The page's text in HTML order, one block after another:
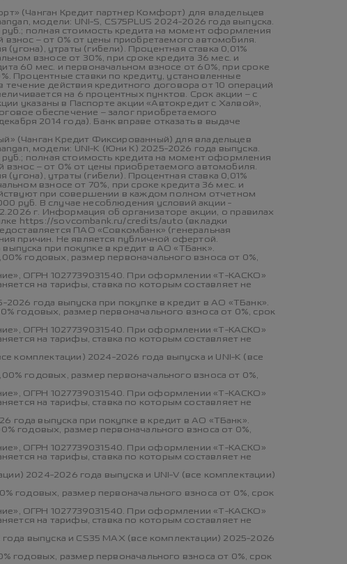
(Чанган Кредит партнер Комфорт) для владельцев
модели: UNI-S, CS75PLUS 2024-2026 года выпуска.
полная стоимость кредита на момент оформления
взнос – от 0% от цены приобретаемого автомобиля.
утраты (гибели). Процентная ставка 0,01%
взносе от 30%, при сроке кредита 36 мес. и
60 мес. и первоначальном взносе от 60%, при сроке
Процентные ставки по кредиту, установленные
действия кредитного договора от 10 операций
на 6 процентных пунктов. Срок акции – с
указаны в Паспорте акции «Автокредит с Халвой»,
обеспечение – залог приобретаемого
2014 года). Банк вправе отказать в выдаче
(Чанган Кредит Фиксированный) для владельцев
модели: UNI-K (Юни К) 2025-2026 года выпуска.
полная стоимость кредита на момент оформления
взнос – от 0% от цены приобретаемого автомобиля.
утраты (гибели). Процентная ставка 0,01%
взносе от 70%, при сроке кредита 36 мес. и
при совершении в каждом полном отчетном
руб. В случае несоблюдения условий акции -
г. Информация об организаторе акции, о правилах
https://sovcombank.ru/credits/auto (вкладки
ПАО «Совкомбанк» (генеральная
причин. Не является публичной офертой.
при покупке в кредит в АО «ТБанк».
годовых, размер первоначального взноса от 0%,
ОГРН 1027739031540. При оформлении «Т-КАСКО»
на тарифы, ставка по которым составляет не
года выпуска при покупке в кредит в АО «ТБанк».
годовых, размер первоначального взноса от 0%, срок
ОГРН 1027739031540. При оформлении «Т-КАСКО»
на тарифы, ставка по которым составляет не
комплектации) 2024-2026 года выпуска и UNI-K (все
годовых, размер первоначального взноса от 0%,
ОГРН 1027739031540. При оформлении «Т-КАСКО»
на тарифы, ставка по которым составляет не
года выпуска при покупке в кредит в АО «ТБанк».
годовых, размер первоначального взноса от 0%,
ОГРН 1027739031540. При оформлении «Т-КАСКО»
на тарифы, ставка по которым составляет не
2024-2026 года выпуска и UNI-V (все комплектации)
годовых, размер первоначального взноса от 0%, срок
ОГРН 1027739031540. При оформлении «Т-КАСКО»
на тарифы, ставка по которым составляет не
выпуска и CS35 MAX (все комплектации) 2025-2026
годовых, размер первоначального взноса от 0%, срок